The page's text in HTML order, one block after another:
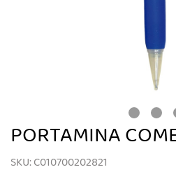
PORTAMINA
SKU: C010700202821